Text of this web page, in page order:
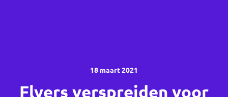
18 maart 2021
Flyers verspreiden voor